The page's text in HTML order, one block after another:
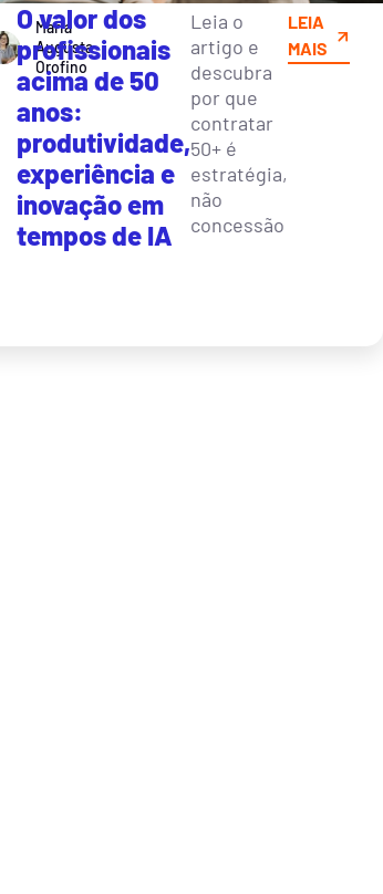
Maria
Augusta
Orofino
O valor dos
profissionais
acima de 50
anos:
produtividade,
experiência e
inovação em
tempos de IA
Leia o
artigo e
descubra
por que
contratar
50+ é
estratégia,
não
concessão
LEIA
MAIS